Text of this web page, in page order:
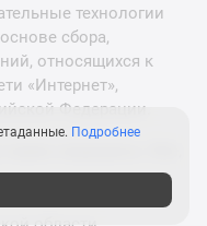
технологии
сбора,
относящихся к
«Интернет»,
Федерации.
Подробнее